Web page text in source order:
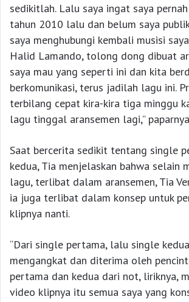
sedikitlah. Lalu saya ingat saya
tahun 2010 lalu dan belum saya
saya menghubungi kembali musisi
Halid Lamando, tolong dong dibuat
saya mau yang seperti ini dan kita
berkomunikasi, terus jadilah lagu ini.
terbilang cepat kira-kira tiga minggu
lagu tinggal aransemen lagi,”
Saat bercerita sedikit tentang single
kedua, Tia menjelaskan bahwa selain
lagu, terlibat dalam aransemen, Tia
ia juga terlibat dalam konsep untuk
klipnya nanti.
“Dari single pertama, lalu single
mengangkat dan diterima oleh
pertama dan kedua dari not, liriknya,
video klipnya itu semua saya yang